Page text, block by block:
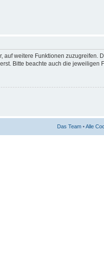
weitere Funktionen zuzugreifen.
Bitte beachte auch die jeweiligen
Das Team •Alle